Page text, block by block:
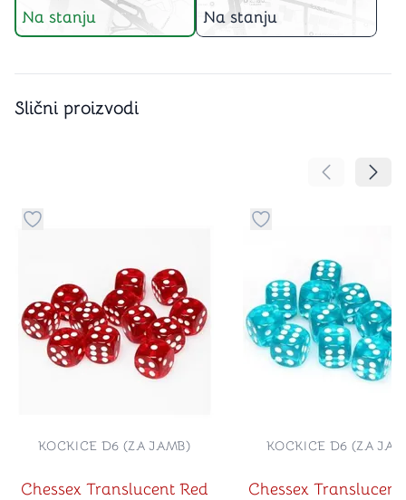
Na stanju Na stanju
Slični proizvodi
Pomeranje
Dugme za dodavanje stvari u kategoriju omiljeno
Chessex Translucent Red
KOCKICE D6 (ZA JAMB)
Dugme za dodavanje
Chessex Translucent
KOCKICE D6 (ZA